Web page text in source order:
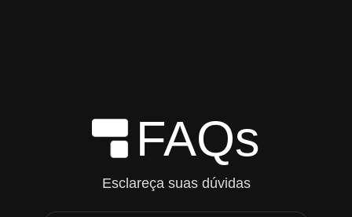
FAQs
Esclareça suas dúvidas